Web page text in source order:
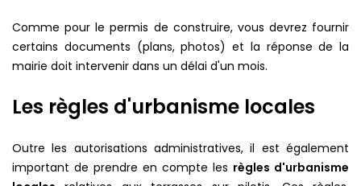
Comme pour le permis de construire, vous devrez fournir
certains documents (plans, photos) et la réponse de la
mairie doit intervenir dans un délai d'un mois.
Les règles d'urbanisme locales
Outre les autorisations administratives, il est également
important de prendre en compte les règles d'urbanisme